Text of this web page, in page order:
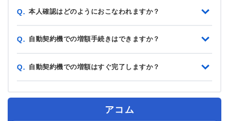
Q. 本人確認はどのようにおこなわれますか？
Q. 自動契約機での増額手続きはできますか？
Q. 自動契約機での増額はすぐ完了しますか？
アコム